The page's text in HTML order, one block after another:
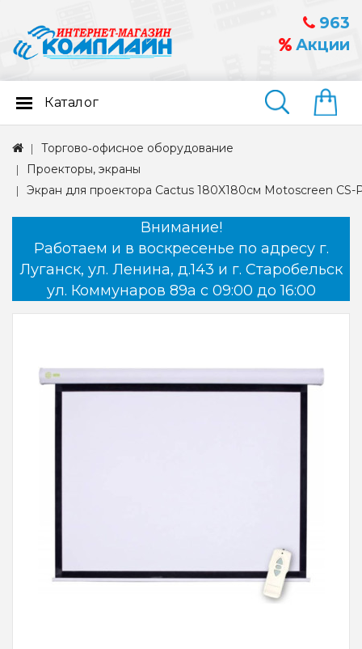
963
Акции
Найти
Каталог
Торгово‑офисное оборудование
Проекторы, экраны
Экран для проектора Cactus 180X180см Motoscreen CS-
Внимание!
Работаем и в воскресенье по адресу г.
Луганск, ул. Ленина, д.143 и г. Старобельск
ул. Коммунаров 89а с 09:00 до 16:00